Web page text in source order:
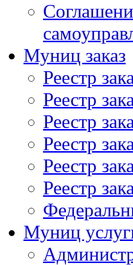
Муниц заказ
Реестр
Реестр
Реестр
Реестр
Реестр
Реестр
Муниц